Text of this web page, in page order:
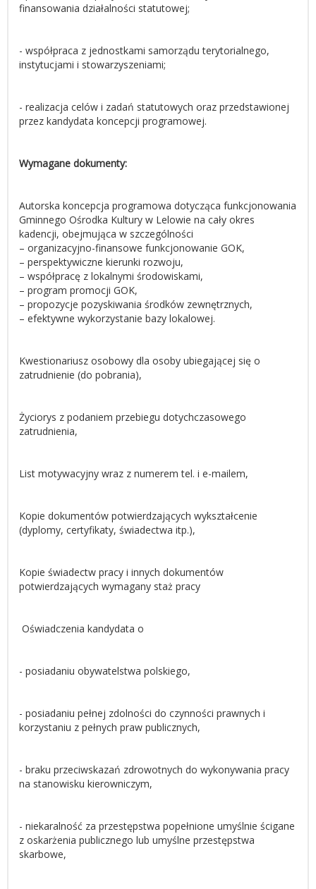
finansowania działalności statutowej;
- współpraca z jednostkami samorządu terytorialnego,
instytucjami i stowarzyszeniami;
- realizacja celów i zadań statutowych oraz przedstawionej
przez kandydata koncepcji programowej.
Wymagane dokumenty:
Autorska koncepcja programowa dotycząca funkcjonowania
Gminnego Ośrodka Kultury w Lelowie na cały okres
kadencji, obejmująca w szczególności
– organizacyjno-finansowe funkcjonowanie GOK,
– perspektywiczne kierunki rozwoju,
– współpracę z lokalnymi środowiskami,
– program promocji GOK,
– propozycje pozyskiwania środków zewnętrznych,
– efektywne wykorzystanie bazy lokalowej.
Kwestionariusz osobowy dla osoby ubiegającej się o
zatrudnienie (do pobrania),
Życiorys z podaniem przebiegu dotychczasowego
zatrudnienia,
List motywacyjny wraz z numerem tel. i e-mailem,
Kopie dokumentów potwierdzających wykształcenie
(dyplomy, certyfikaty, świadectwa itp.),
Kopie świadectw pracy i innych dokumentów
potwierdzających wymagany staż pracy
Oświadczenia kandydata o
- posiadaniu obywatelstwa polskiego,
- posiadaniu pełnej zdolności do czynności prawnych i
korzystaniu z pełnych praw publicznych,
- braku przeciwskazań zdrowotnych do wykonywania pracy
na stanowisku kierowniczym,
- niekaralność za przestępstwa popełnione umyślnie ścigane
z oskarżenia publicznego lub umyślne przestępstwa
skarbowe,